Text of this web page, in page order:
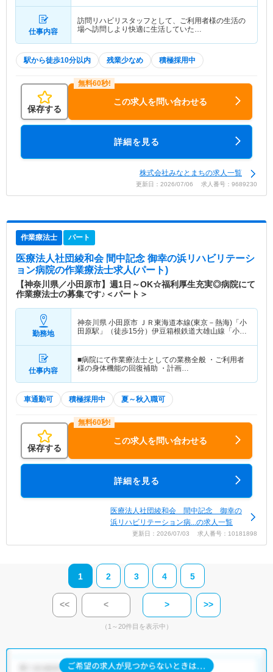
仕事内容
訪問リハビリスタッフとして、ご利用者様の生活の
場へ訪問しより快適に生活していた…
駅から徒歩10分以内 残業少なめ 積極採用中
保存する
この求人を問い合わせる
詳細を見る
株式会社みなとまちの求人一覧
更新日：2026/07/06 求人番号：9689230
作業療法士 パート
医療法人社団綾和会 間中記念 御幸の浜リハビリテーシ
ョン病院の作業療法士求人(パート)
【神奈川県／小田原市】週1日～OK☆福利厚生充実◎病院にて
作業療法士の募集です♪＜パート＞
勤務地
神奈川県 小田原市 ＪＲ東海道本線(東京－熱海)「小
田原駅」（徒歩15分）伊豆箱根鉄道大雄山線「小田
仕事内容
■病院にて作業療法士としての業務全般 ・ご利用者
様の身体機能の回復補助 ・計画…
車通勤可 積極採用中 夏～秋入職可
保存する
この求人を問い合わせる
詳細を見る
医療法人社団綾和会 間中記念 御幸の
浜リハビリテーション病...の求人一覧
更新日：2026/07/03 求人番号：10181898
1 2 3 4 5
<< < > >>
（1～20件目を表示中）